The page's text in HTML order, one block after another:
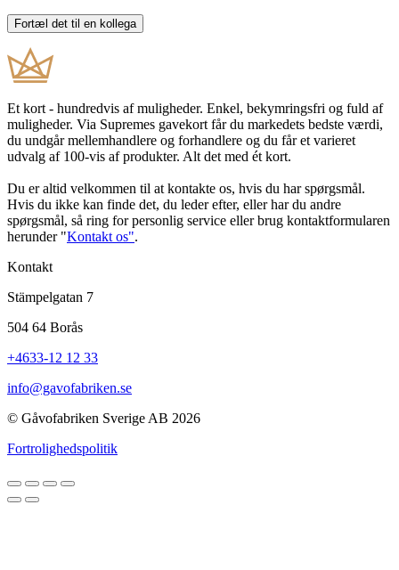
Et kort - hundredvis af muligheder. Enkel, bekymringsfri og fuld af
muligheder. Via Supremes gavekort får du markedets bedste værdi,
du undgår mellemhandlere og forhandlere og du får et varieret
udvalg af 100-vis af produkter. Alt det med ét kort.
Du er altid velkommen til at kontakte os, hvis du har spørgsmål.
Hvis du ikke kan finde det, du leder efter, eller har du andre
spørgsmål, så ring for personlig service eller brug kontaktformularen
herunder "Kontakt os".
Kontakt
Stämpelgatan 7
504 64 Borås
+4633-12 12 33
info@gavofabriken.se
© Gåvofabriken Sverige AB 2026
Fortrolighedspolitik